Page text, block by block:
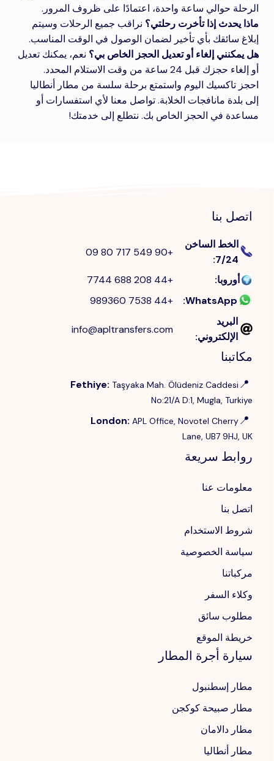
الرحلة حوالي ساعة واحدة، اعتمادًا على ظروف المرور.
ماذا يحدث إذا تأخرت رحلتي؟ نراقب جميع الرحلات وسيتم
إبلاغ سائقك بأي تأخير لضمان الوصول في الوقت المناسب.
هل يمكنني إلغاء أو تعديل الحجز الخاص بي؟ نعم، يمكنك تعديل
أو إلغاء حجزك قبل 24 ساعة من وقت الاستلام المحدد.
احجز تاكسيك اليوم واستمتع برحلة سلسة من مطار أنطاليا
إلى بلدة مانافجات الخلابة. تواصل معنا لأي استفسارات أو
مساعدة في الحجز الخاص بك. نتطلع إلى خدمتك!
اتصل بنا
الخط الساخن
7/24
:
+90 549 717 80 09
أوروبا:
+44 208 688 7744
WhatsApp
:
+44 7538 989360
البريد
الإلكتروني:
info@apltransfers.com
مكاتبنا
📍
Fethiye: Taşyaka Mah. Ölüdeniz Caddesi
No:21/A D:1, Mugla, Turkiye
📍
London: APL Office, Novotel Cherry
Lane, UB7 9HJ, UK
روابط سريعة
معلومات عنا
اتصل بنا
شروط الاستخدام
سياسة الخصوصية
مركباتنا
وكلاء السفر
مطلوب سائق
خريطة الموقع
سيارة أجرة المطار
مطار إسطنبول
مطار صبيحة كوكجن
مطار دالامان
مطار أنطاليا